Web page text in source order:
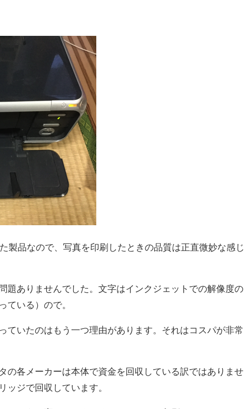
製品なので、写真を印刷したときの品質は正直微妙な感じ
題ありませんでした。文字はインクジェットでの解像度の
ている）ので。
ていたのはもう一つ理由があります。それはコスパが非常
の各メーカーは本体で資金を回収している訳ではありませ
ッジで回収しています。